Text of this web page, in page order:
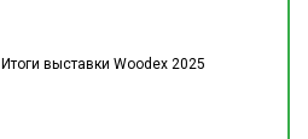
Итоги выставки Woodex 2025